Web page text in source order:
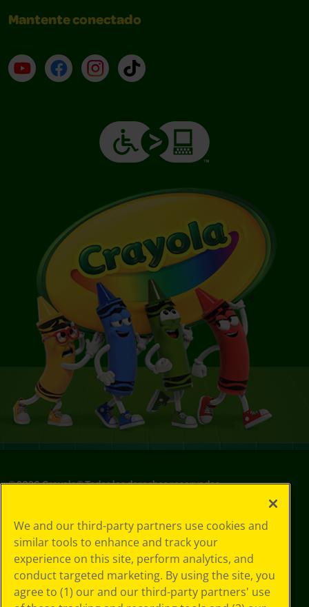
Mantente conectado
YouTube (en inglés)
Facebook (en inglés)
Instagram (en inglés)
TikTok
©2026Crayola® Todos los derechos reservados.
de privacidad
Política de
privacidad
Términos de SMS
GDPR
Aviso de
We and our third-party partners use cookies and
similar tools to enhance and track your
experience on this site, perform analytics, and
conduct targeted marketing. By using the site, you
agree to (1) our and our third-party partners' use